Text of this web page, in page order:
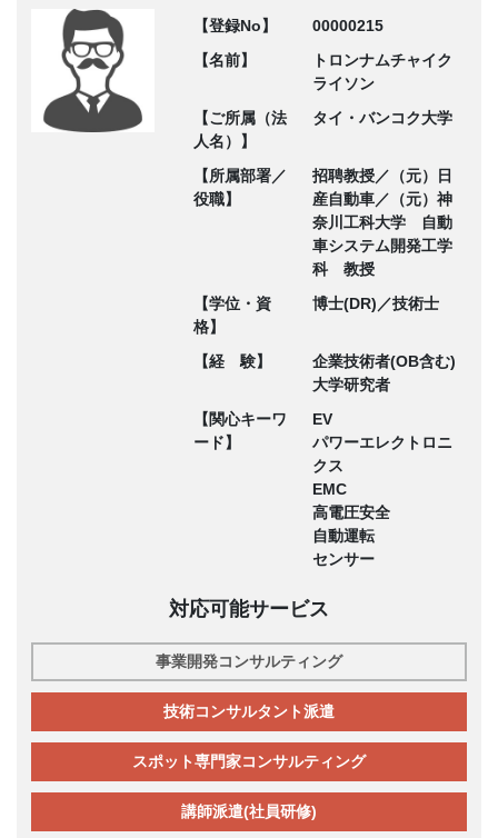
【登録No】
00000215
【名前】
トロンナムチャイク
ライソン
【ご所属（法
人名）】
タイ・バンコク大学
【所属部署／
役職】
招聘教授／（元）日
産自動車／（元）神
奈川工科大学 自動
車システム開発工学
科 教授
【学位・資
格】
博士(DR)／技術士
【経 験】
企業技術者(OB含む)
大学研究者
【関心キーワ
ード】
EV
パワーエレクトロニ
クス
EMC
高電圧安全
自動運転
センサー
対応可能サービス
事業開発コンサルティング
技術コンサルタント派遣
スポット専門家コンサルティング
講師派遣(社員研修)